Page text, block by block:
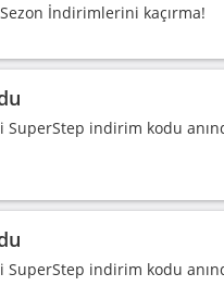
İndirimlerini kaçırma!
SuperStep indirim kodu
SuperStep indirim kodu